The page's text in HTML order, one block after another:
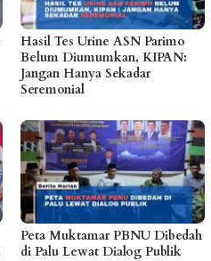
Hasil Tes Urine ASN Parimo
Belum Diumumkan, KIPAN:
Jangan Hanya Sekadar
Seremonial
Peta Muktamar PBNU Dibedah
di Palu Lewat Dialog Publik